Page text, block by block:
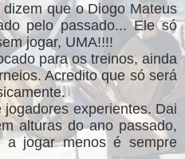
que o Diogo Mateus
pelo passado... Ele só
jogar, UMA!!!!
para os treinos, ainda
Acredito que só será
experientes. Dai
alturas do ano passado,
jogar menos é sempre